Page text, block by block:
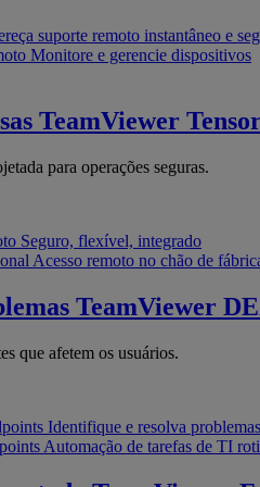
suporte remoto instantâneo e
Monitore e gerencie dispositivos
TeamViewer Tensor
para operações seguras.
Seguro, flexível, integrado
Acesso remoto no chão de
TeamViewer
que afetem os usuários.
Identifique e resolva problemas
Automação de tarefas de TI